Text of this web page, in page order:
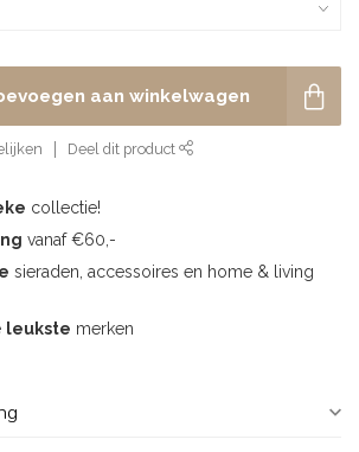
aan winkelwagen
Deel dit product
collectie!
vanaf €60,-
sieraden, accessoires en home & living
leukste merken